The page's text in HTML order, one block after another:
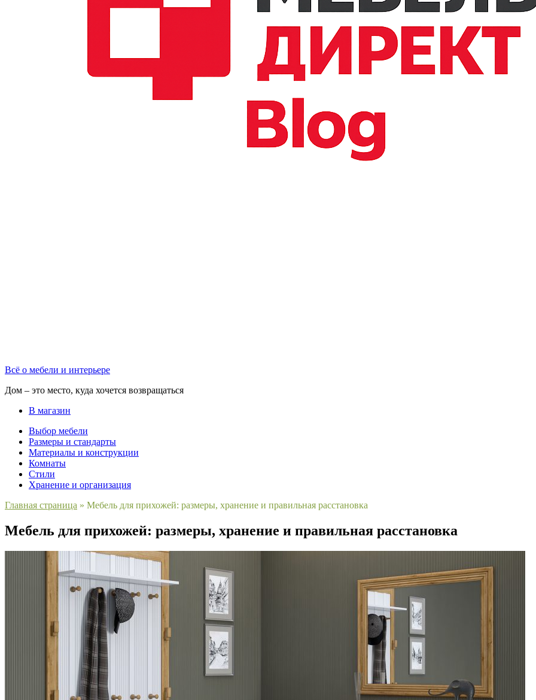
Всё о мебели и интерьере
Дом – это место, куда хочется возвращаться
В магазин
Выбор мебели
Размеры и стандарты
Материалы и конструкции
Комнаты
Стили
Хранение и организация
Главная страница » Мебель для прихожей: размеры, хранение и правильная расстановка
Мебель для прихожей: размеры, хранение и правильная расстановка